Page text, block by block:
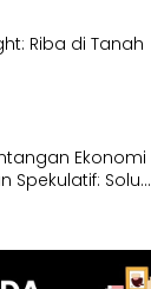
Riba di Tanah
Ekonomi
Spekulatif: Solusi